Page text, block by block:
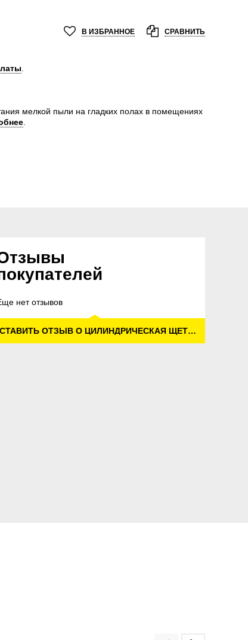
В ИЗБРАННОЕ СРАВНИТЬ
мелкой пыли на гладких полах в помещениях
.
нет отзывов
ОСТАВИТЬ ОТЗЫВ О ЦИЛИНДРИЧЕСКАЯ ЩЕТКА, МЯГКАЯ, С НАТУР. ЩЕТИНОЙ